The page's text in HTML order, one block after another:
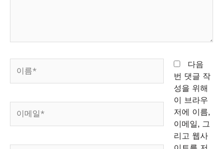
*
다음
번 댓글 작
성을 위해
이 브라우
저에 이름,
이메일, 그
리고 웹사